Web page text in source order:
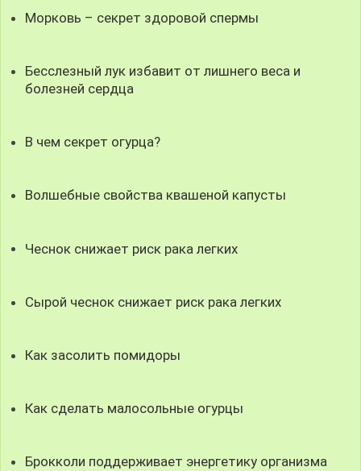
Морковь – секрет здоровой спермы
Бесслезный лук избавит от лишнего веса и
болезней сердца
В чем секрет огурца?
Волшебные свойства квашеной капусты
Чеснок снижает риск рака легких
Сырой чеснок снижает риск рака легких
Как засолить помидоры
Как сделать малосольные огурцы
Брокколи поддерживает энергетику организма